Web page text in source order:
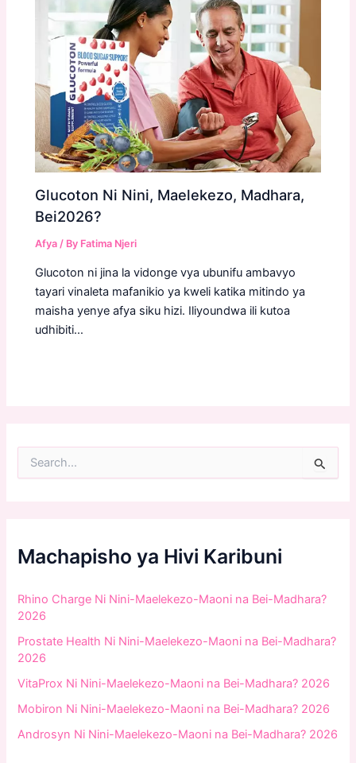
Glucoton Ni Nini, Maelekezo, Madhara,
Bei2026?
Afya / By Fatima Njeri
Glucoton ni jina la vidonge vya ubunifu ambavyo
tayari vinaleta mafanikio ya kweli katika mitindo ya
maisha yenye afya siku hizi. Iliyoundwa ili kutoa
udhibiti…
f
o
:
Machapisho ya Hivi Karibuni
Rhino Charge Ni Nini-Maelekezo-Maoni na Bei-Madhara?
2026
Prostate Health Ni Nini-Maelekezo-Maoni na Bei-Madhara?
2026
VitaProx Ni Nini-Maelekezo-Maoni na Bei-Madhara? 2026
Mobiron Ni Nini-Maelekezo-Maoni na Bei-Madhara? 2026
Androsyn Ni Nini-Maelekezo-Maoni na Bei-Madhara? 2026